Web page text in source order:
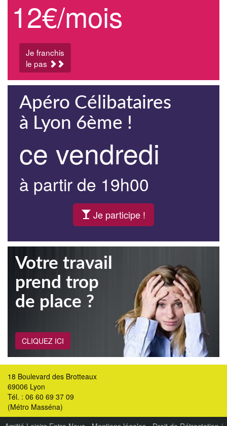
12€/mois
Je franchis
le pas
Apéro Célibataires
à Lyon 6ème !
ce vendredi
à partir de 19h00
Je participe !
Votre travail
prend trop
de place ?
CLIQUEZ ICI
18 Boulevard des Brotteaux
69006 Lyon
Tél. : 06 60 69 37 09
(Métro Masséna)